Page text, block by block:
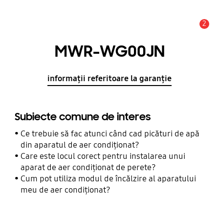
2
MWR-WG00JN
informații referitoare la garanție
Subiecte comune de interes
Ce trebuie să fac atunci când cad picături de apă
din aparatul de aer condiționat?
Care este locul corect pentru instalarea unui
aparat de aer condiționat de perete?
Cum pot utiliza modul de încălzire al aparatului
meu de aer condiționat?